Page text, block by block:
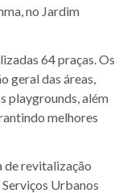
no Jardim
64 praças. Os
geral das áreas,
playgrounds, além
melhores
de revitalização
Urbanos